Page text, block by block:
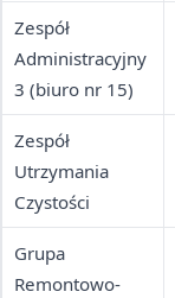
Zespół
Administracyjny
3 (biuro nr 15)
Zespół
Utrzymania
Czystości
Grupa
Remontowo-